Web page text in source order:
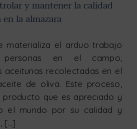
y mantener la calidad
la almazara
materializa el arduo trabajo
personas en el campo,
aceitunas recolectadas en el
de oliva. Este proceso,
producto que es apreciado y
el mundo por su calidad y
[...]